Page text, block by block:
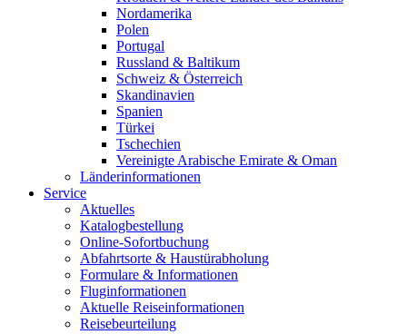
Nordamerika
Polen
Portugal
Russland & Baltikum
Schweiz & Österreich
Skandinavien
Spanien
Türkei
Tschechien
Vereinigte Arabische Emirate & Oman
Länderinformationen
Service
Aktuelles
Katalogbestellung
Online-Sofortbuchung
Abfahrtsorte & Haustürabholung
Formulare & Informationen
Fluginformationen
Aktuelle Reiseinformationen
Reisebeurteilung